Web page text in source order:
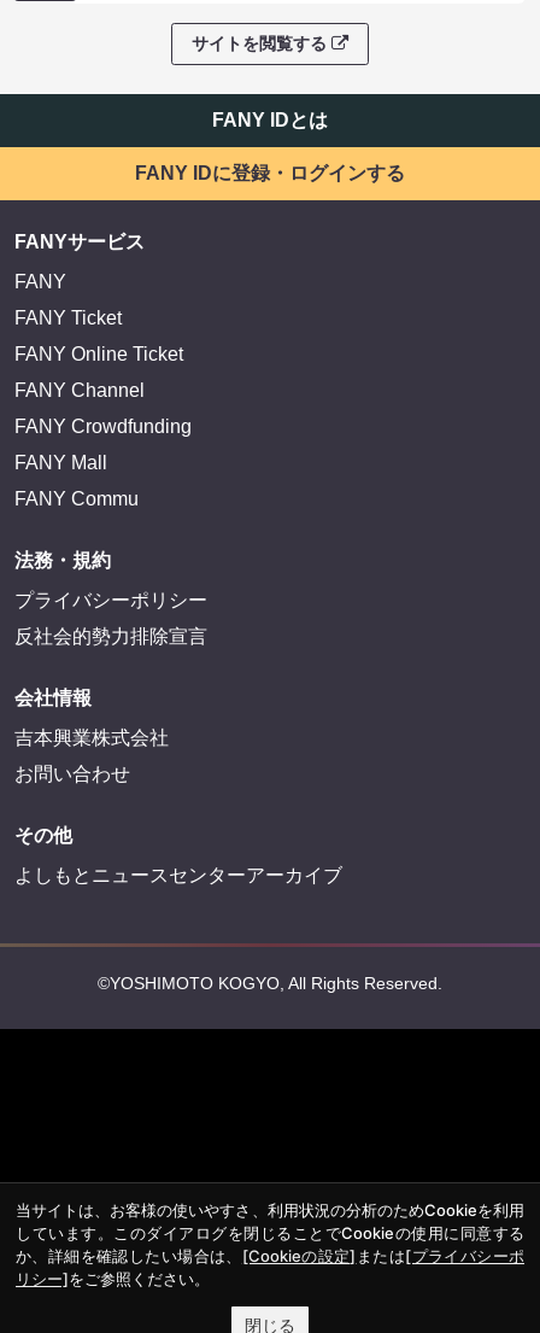
サイトを閲覧する
FANY IDとは
FANY IDに登録・ログインする
FANYサービス
FANY
FANY Ticket
FANY Online Ticket
FANY Channel
FANY Crowdfunding
FANY Mall
FANY Commu
法務・規約
プライバシーポリシー
反社会的勢力排除宣言
会社情報
吉本興業株式会社
お問い合わせ
その他
よしもとニュースセンターアーカイブ
©YOSHIMOTO KOGYO, All Rights Reserved.
当サイトは、お客様の使いやすさ、利用状況の分析のためCookieを利用
しています。このダイアログを閉じることでCookieの使用に同意する
か、詳細を確認したい場合は、 [Cookieの設定] または[プライバシーポ
リシー]をご参照ください。
閉じる